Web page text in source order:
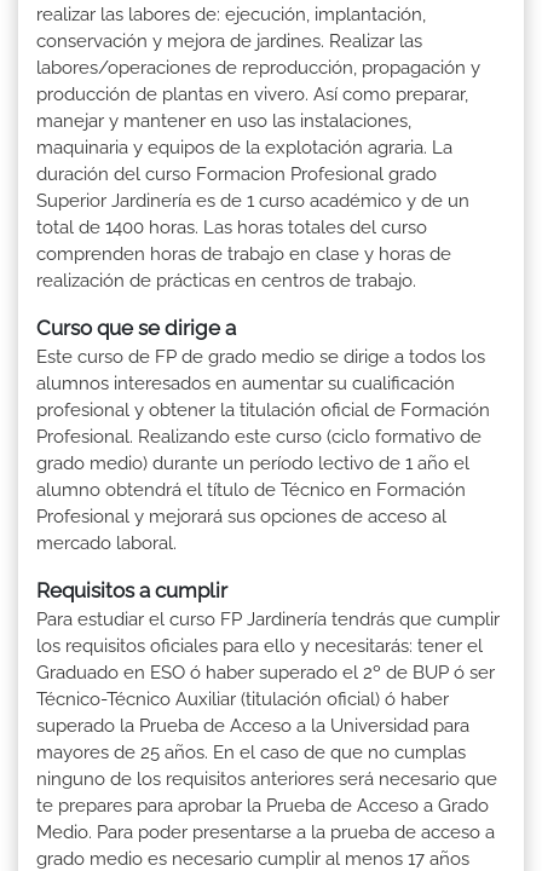
realizar las labores de: ejecución, implantación,
conservación y mejora de jardines. Realizar las
labores/operaciones de reproducción, propagación y
producción de plantas en vivero. Así como preparar,
manejar y mantener en uso las instalaciones,
maquinaria y equipos de la explotación agraria. La
duración del curso Formacion Profesional grado
Superior Jardinería es de 1 curso académico y de un
total de 1400 horas. Las horas totales del curso
comprenden horas de trabajo en clase y horas de
realización de prácticas en centros de trabajo.
Curso que se dirige a
Este curso de FP de grado medio se dirige a todos los
alumnos interesados en aumentar su cualificación
profesional y obtener la titulación oficial de Formación
Profesional. Realizando este curso (ciclo formativo de
grado medio) durante un período lectivo de 1 año el
alumno obtendrá el título de Técnico en Formación
Profesional y mejorará sus opciones de acceso al
mercado laboral.
Requisitos a cumplir
Para estudiar el curso FP Jardinería tendrás que cumplir
los requisitos oficiales para ello y necesitarás: tener el
Graduado en ESO ó haber superado el 2º de BUP ó ser
Técnico-Técnico Auxiliar (titulación oficial) ó haber
superado la Prueba de Acceso a la Universidad para
mayores de 25 años. En el caso de que no cumplas
ninguno de los requisitos anteriores será necesario que
te prepares para aprobar la Prueba de Acceso a Grado
Medio. Para poder presentarse a la prueba de acceso a
grado medio es necesario cumplir al menos 17 años